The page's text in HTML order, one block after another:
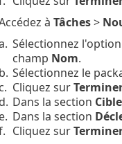
à Tâches>
Sélectionnez l'option
champ Nom.
b. Sélectionnez le
c. Cliquez sur
d. Dans la section Cible
e. Dans la section
Cliquez sur